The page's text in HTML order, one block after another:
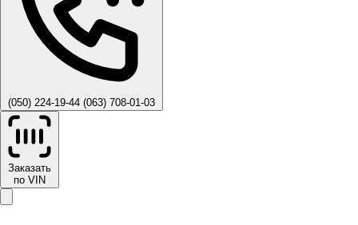
(050) 224-19-44 (063) 708-01-03
Заказать
по VIN